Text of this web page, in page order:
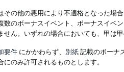
その他の悪用により不適格となった場
数のボーナスイベント、ボーナスイベ
せん。いずれの場合においても、甲は
要件 にかかわらず、 別紙記載のボーナ
のみ許可されるものとします。